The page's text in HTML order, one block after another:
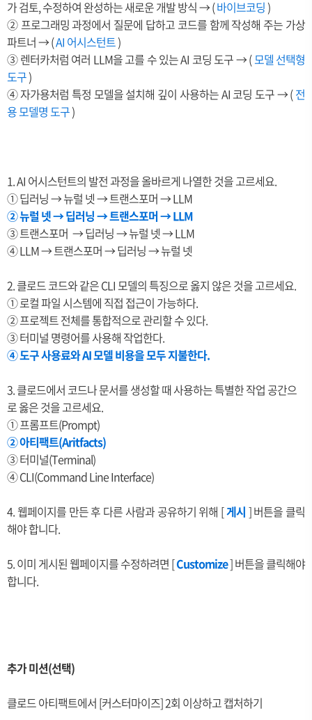
가 검토, 수정하여 완성하는 새로운 개발 방식 → (바이브코딩)
② 프로그래밍 과정에서 질문에 답하고 코드를 함께 작성해 주는 가상
파트너 → (AI 어시스턴트)
③ 렌터카처럼 여러 LLM을 고를 수 있는 AI 코딩 도구 → (모델 선택형
도구)
④ 자가용처럼 특정 모델을 설치해 깊이 사용하는 AI 코딩 도구 → (전
용 모델명 도구)
1. AI 어시스턴트의 발전 과정을 올바르게 나열한 것을 고르세요.
① 딥러닝 → 뉴럴 넷 → 트랜스포머 → LLM
② 뉴럴 넷→ 딥러닝→ 트랜스포머→ LLM
③ 트랜스포머 →딥러닝→뉴럴 넷→ LLM
④LLM→트랜스포머→딥러닝→ 뉴럴 넷
2. 클로드 코드와 같은 CLI 모델의 특징으로 옳지 않은 것을 고르세요.
① 로컬 파일 시스템에 직접 접근이 가능하다.
② 프로젝트 전체를 통합적으로 관리할 수 있다.
③ 터미널 명령어를 사용해 작업한다.
④ 도구 사용료와 AI 모델 비용을 모두 지불한다.
3. 클로드에서 코드나 문서를 생성할 때 사용하는 특별한 작업 공간으
로 옳은 것을 고르세요.
① 프롬프트(Prompt)
② 아티팩트(Aritfacts)
③ 터미널(Terminal)
④CLI(Command Line Interface)
4. 웹페이지를 만든 후 다른 사람과 공유하기 위해 [게시 ] 버튼을 클릭
해야 합니다.
5. 이미 게시된 웹페이지를 수정하려면 [Customize] 버튼을 클릭해야
합니다.
추가 미션(선택)
클로드 아티팩트에서 [커스터마이즈] 2회 이상하고 캡처하기